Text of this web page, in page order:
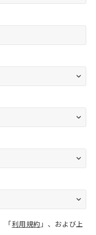
「利用規約 」、および上